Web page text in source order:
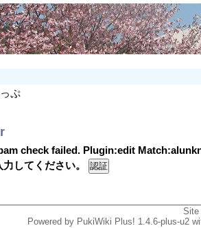
ぷ
check failed. Plugin:edit
してください。
Powered by PukiWiki Plus! 1.4.6-plus-u2